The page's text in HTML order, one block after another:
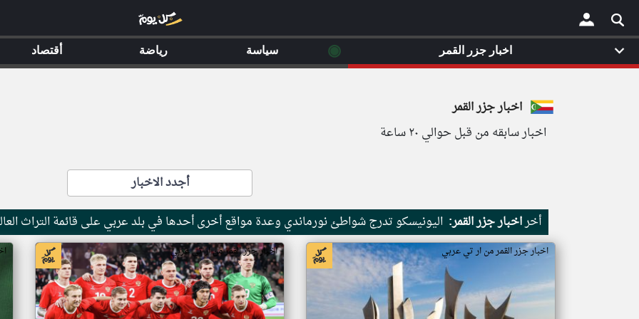
×
اخبار جزر القمر
اخبار سابقه من قبل حوالي ٢٠ ساعة
أجدد الاخبار
أخراخبار جزر القمر: اليونيسكو تدرج شواطئ نورماندي وعدة مواقع أخرى أحدها في بلد عربي على قائمة التراث
اخبار جزر القمر من ار تي عربي اخبار جزر القمر من ار تي عربي
اخبار جزر القمر ◉ سياسة رياضة أقتصاد